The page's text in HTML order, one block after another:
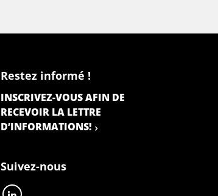
Restez informé !
INSCRIVEZ-VOUS AFIN DE
RECEVOIR LA LETTRE
D’INFORMATIONS!
Suivez-nous